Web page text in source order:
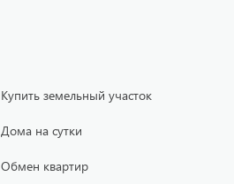
Купить земельный участок
Дома на сутки
Обмен квартир